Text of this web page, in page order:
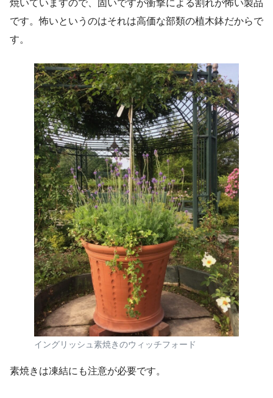
焼いていますので、固いですが衝撃による割れが怖い製品
です。怖いというのはそれは高価な部類の植木鉢だからで
す。
イングリッシュ素焼きのウィッチフォード
素焼きは凍結にも注意が必要です。